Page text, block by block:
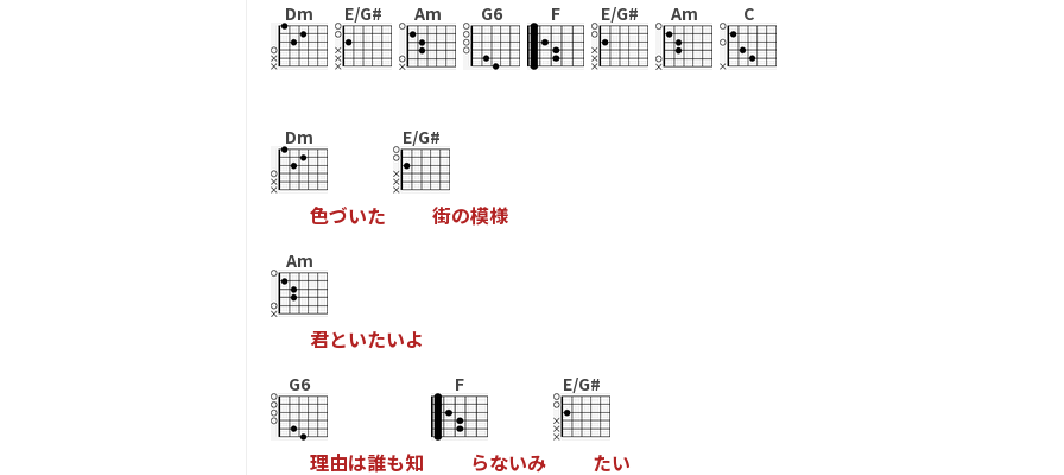
Dm E/G# Am G6 F E/G# Am C
Dm
色づいた
E/G#
街の模様
Am
君といたいよ
G6
理由は誰も知
F
らないみ
E/G#
たい